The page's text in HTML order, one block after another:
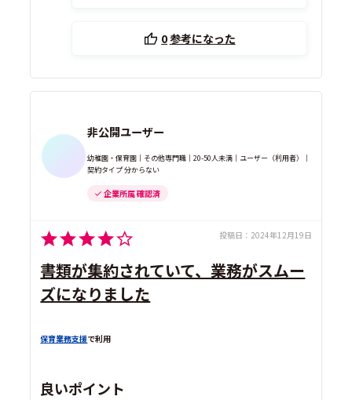
0参考になった
非公開ユーザー
幼稚園・保育園｜その他専門職｜20-50人未満｜ユーザー（利用者）｜
契約タイプ 分からない
企業所属 確認済
投稿日： 2024年12月19日
書類が集約されていて、業務がスムー
ズになりました
保育業務支援で利用
良いポイント